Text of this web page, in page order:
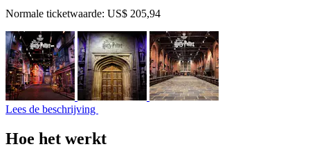
Normale ticketwaarde: US$ 205,94
Lees de beschrijving
Hoe het werkt